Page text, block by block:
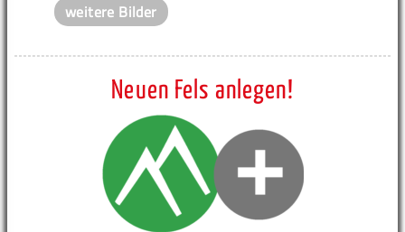
weitere Bilder
Neuen Fels anlegen!